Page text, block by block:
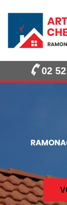
02